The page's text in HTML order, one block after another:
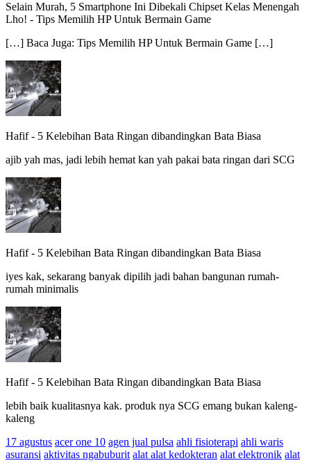
Selain Murah, 5 Smartphone Ini Dibekali Chipset Kelas Menengah
Lho! - Tips Memilih HP Untuk Bermain Game
[…] Baca Juga: Tips Memilih HP Untuk Bermain Game […]
Hafif- 5 Kelebihan Bata Ringan dibandingkan Bata Biasa
ajib yah mas, jadi lebih hemat kan yah pakai bata ringan dari SCG
Hafif- 5 Kelebihan Bata Ringan dibandingkan Bata Biasa
iyes kak, sekarang banyak dipilih jadi bahan bangunan rumah-
rumah minimalis
Hafif- 5 Kelebihan Bata Ringan dibandingkan Bata Biasa
lebih baik kualitasnya kak. produk nya SCG emang bukan kaleng-
kaleng
17 agustus acer one 10 agen jual pulsa ahli fisioterapi ahli waris
asuransi aktivitas ngabuburit alat alat kedokteran alat elektronik alat